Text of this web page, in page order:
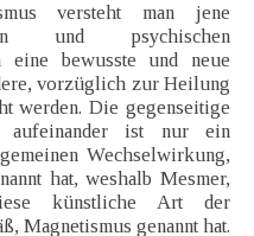
versteht man jene
und psychischen
eine bewusste und neue
vorzüglich zur Heilung
werden. Die gegenseitige
aufeinander ist nur ein
Wechselwirkung,
hat, weshalb Mesmer,
künstliche Art der
Magnetismus genannt hat.